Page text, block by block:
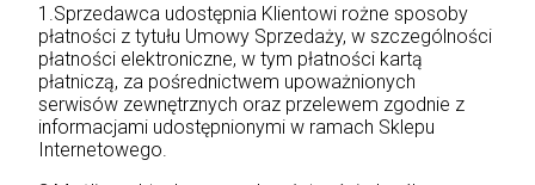
1.Sprzedawca udostępnia Klientowi rożne sposoby
płatności z tytułu Umowy Sprzedaży, w szczególności
płatności elektroniczne, w tym płatności kartą
płatniczą, za pośrednictwem upoważnionych
serwisów zewnętrznych oraz przelewem zgodnie z
informacjami udostępnionymi w ramach Sklepu
Internetowego.